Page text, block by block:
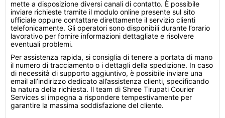
mette a disposizione diversi canali di contatto. È possibile
inviare richieste tramite il modulo online presente sul sito
ufficiale oppure contattare direttamente il servizio clienti
telefonicamente. Gli operatori sono disponibili durante l’orario
lavorativo per fornire informazioni dettagliate e risolvere
eventuali problemi.
Per assistenza rapida, si consiglia di tenere a portata di mano
il numero di tracciamento o i dettagli della spedizione. In caso
di necessità di supporto aggiuntivo, è possibile inviare una
email all’indirizzo dedicato all’assistenza clienti, specificando
la natura della richiesta. Il team di Shree Tirupati Courier
Services si impegna a rispondere tempestivamente per
garantire la massima soddisfazione del cliente.